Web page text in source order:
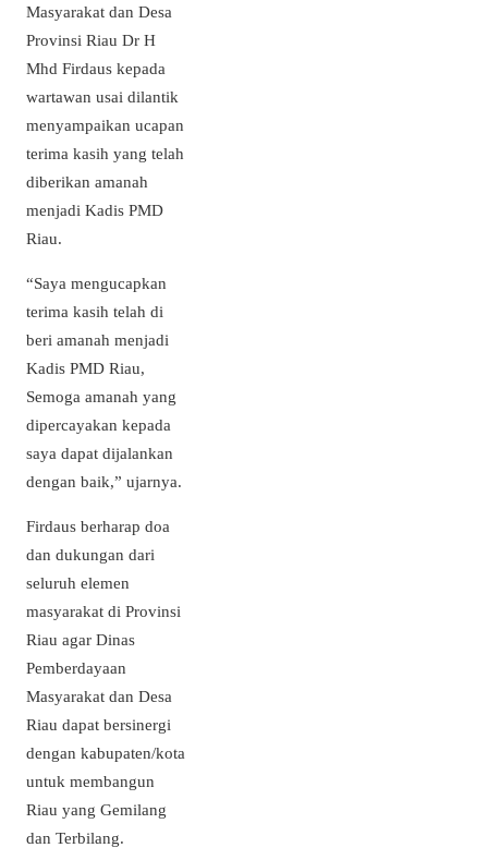
Masyarakat dan Desa
Provinsi Riau Dr H
Mhd Firdaus kepada
wartawan usai dilantik
menyampaikan ucapan
terima kasih yang telah
diberikan amanah
menjadi Kadis PMD
Riau.
“Saya mengucapkan
terima kasih telah di
beri amanah menjadi
Kadis PMD Riau,
Semoga amanah yang
dipercayakan kepada
saya dapat dijalankan
dengan baik,” ujarnya.
Firdaus berharap doa
dan dukungan dari
seluruh elemen
masyarakat di Provinsi
Riau agar Dinas
Pemberdayaan
Masyarakat dan Desa
Riau dapat bersinergi
dengan kabupaten/kota
untuk membangun
Riau yang Gemilang
dan Terbilang.